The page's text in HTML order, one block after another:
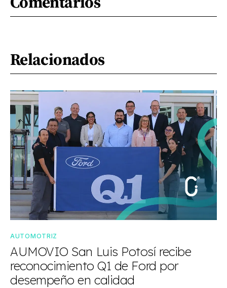
Relacionados
AUTOMOTRIZ
AUMOVIO San Luis Potosí recibe
reconocimiento Q1 de Ford por
desempeño en calidad